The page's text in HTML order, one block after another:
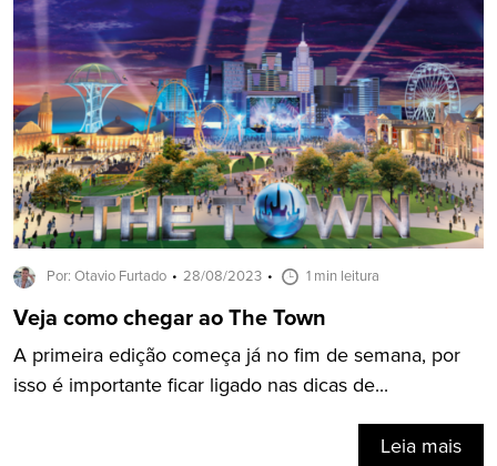
Por: Otavio Furtado 28/08/2023 1 min leitura
Veja como chegar ao The Town
A primeira edição começa já no fim de semana, por
isso é importante ficar ligado nas dicas de...
Leia mais